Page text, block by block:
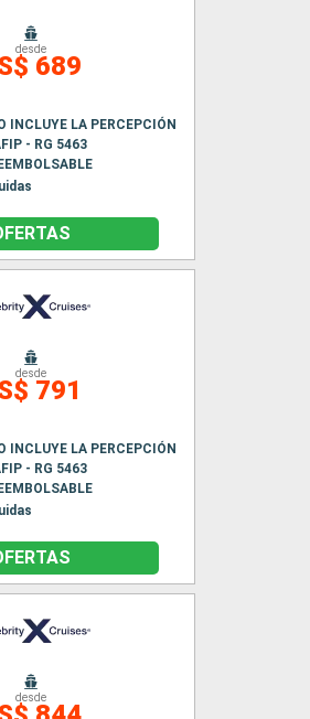
desde
689
INCLUYE LA PERCEPCIÓN
- RG 5463
desde
791
INCLUYE LA PERCEPCIÓN
- RG 5463
desde